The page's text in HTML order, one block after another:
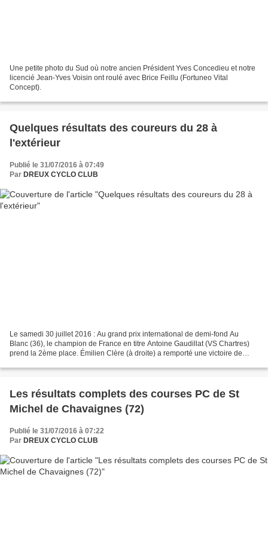
Une petite photo du Sud où notre ancien Président Yves Concedieu et notre
licencié Jean-Yves Voisin ont roulé avec Brice Feillu (Fortuneo Vital
Concept).
Quelques résultats des coureurs du 28 à
l'extérieur
Publié le 31/07/2016 à 07:49
Par DREUX CYCLO CLUB
Le samedi 30 juillet 2016 : Au grand prix international de demi-fond Au
Blanc (36), le champion de France en titre Antoine Gaudillat (VS Chartres)
prend la 2ème place. Émilien Clère (à droite) a remporté une victoire de
Les résultats complets des courses PC de St
Michel de Chavaignes (72)
Publié le 31/07/2016 à 07:22
Par DREUX CYCLO CLUB